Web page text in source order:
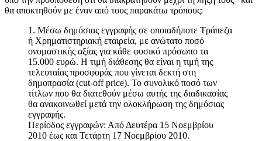
θα αποκτηθούν με έναν από τους παρακάτω τρόπους:
1. Μέσω δημόσιας εγγραφής σε οποιαδήποτε Τράπεζα
ή Χρηματιστηριακή εταιρεία, με ανώτατο ποσό
ονομαστικής αξίας για κάθε φυσικό πρόσωπο τα
15.000 ευρώ. Η τιμή διάθεσης θα είναι η τιμή της
τελευταίας προσφοράς που γίνεται δεκτή στη
δημοπρασία (cut-off price). Το συνολικό ποσό των
τίτλων που θα διατεθούν μέσω αυτής της διαδικασίας
θα ανακοινωθεί μετά την ολοκλήρωση της δημόσιας
εγγραφής.
Περίοδος εγγραφών: Από Δευτέρα 15 Νοεμβρίου
2010 έως και Τετάρτη 17 Νοεμβρίου 2010.